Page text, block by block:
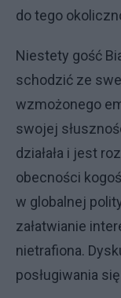
do tego
Niestety gość
schodzić ze
wzmożonego
swojej
działała i jest
obecności
w globalnej
załatwianie
nietrafiona.
posługiwania